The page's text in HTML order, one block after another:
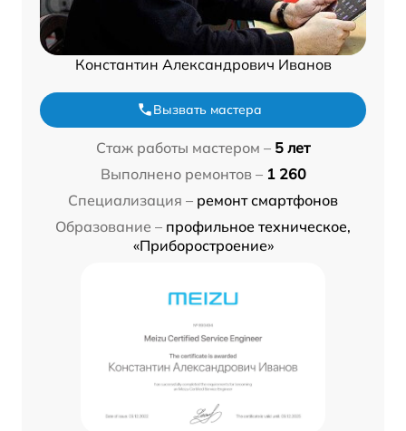
Константин Александрович Иванов
Вызвать мастера
Стаж работы мастером – 5 лет
Выполнено ремонтов – 1 260
Специализация – ремонт смартфонов
Образование – профильное техническое,
«Приборостроение»